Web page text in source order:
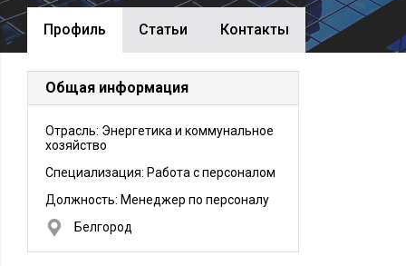
Профиль Cтатьи Контакты
Общая информация
Отрасль: Энергетика и коммунальное
хозяйство
Специализация: Работа с персоналом
Должность: Менеджер по персоналу
Белгород